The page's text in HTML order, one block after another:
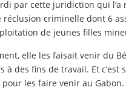
par cette juridiction qui
criminelle dont 6
de jeunes filles
elle les faisait venir du
des fins de travail. Et c’est
les faire venir au Gabon.